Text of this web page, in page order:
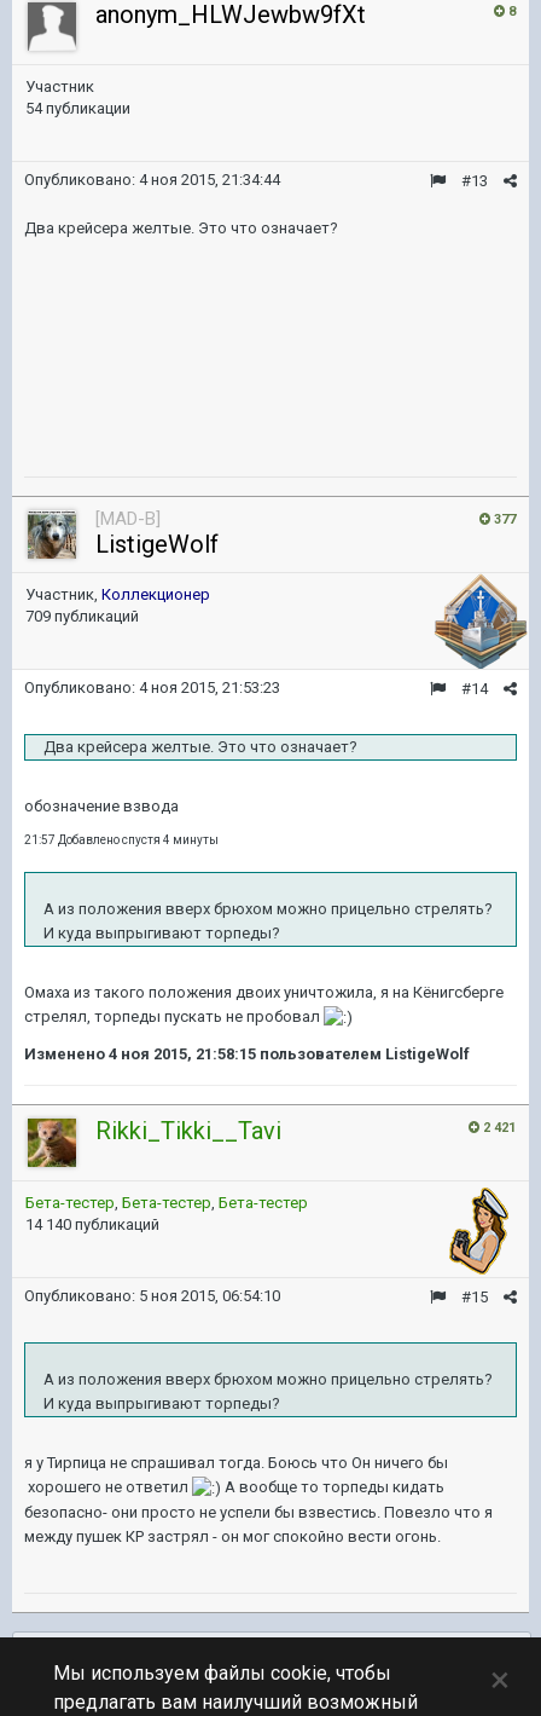
8
anonym_HLWJewbw9fXt
Участник
54 публикации
#13
Опубликовано: 4 ноя 2015, 21:34:44
Два крейсера желтые. Это что означает?
377
[MAD-B]
ListigeWolf
Участник, Коллекционер
709 публикаций
#14
Опубликовано: 4 ноя 2015, 21:53:23
Два крейсера желтые. Это что означает?
обозначение взвода
21:57 Добавлено спустя 4 минуты
А из положения вверх брюхом можно прицельно стрелять?
И куда выпрыгивают торпеды?
Омаха из такого положения двоих уничтожила, я на Кёнигсберге
стрелял, торпеды пускать не пробовал
Изменено 4 ноя 2015, 21:58:15 пользователем ListigeWolf
2 421
Rikki_Tikki__Tavi
Бета-тестер, Бета-тестер, Бета-тестер
14 140 публикаций
#15
Опубликовано: 5 ноя 2015, 06:54:10
А из положения вверх брюхом можно прицельно стрелять?
И куда выпрыгивают торпеды?
я у Тирпица не спрашивал тогда. Боюсь что Он ничего бы
хорошего не ответил
А вообще то торпеды кидать
безопасно- они просто не успели бы взвестись. Повезло что я
между пушек КР застрял - он мог спокойно вести огонь.
Мы используем файлы cookie, чтобы
предлагать вам наилучший возможный
×